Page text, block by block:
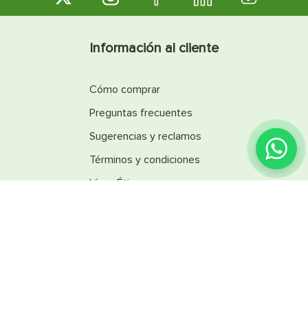
Información al cliente
Cómo comprar
Preguntas frecuentes
Sugerencias y reclamos
Términos y condiciones
Línea Ética